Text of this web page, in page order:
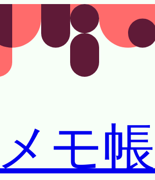
モ帳